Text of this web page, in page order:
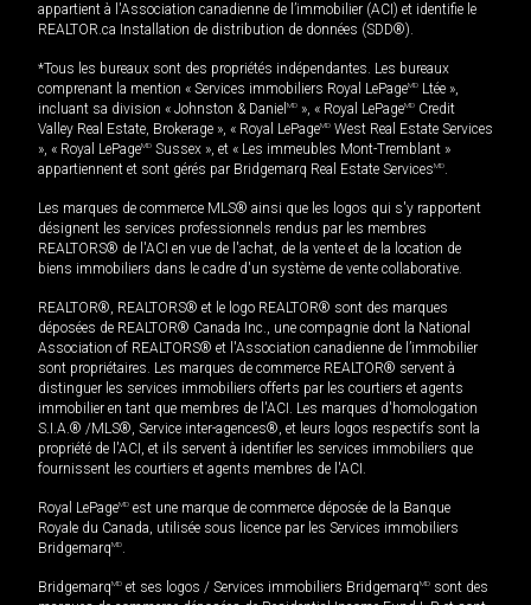
appartient à l'Association canadienne de l’immobilier (ACI) et identifie le
REALTOR.ca Installation de distribution de données (SDD®).
*Tous les bureaux sont des propriétés indépendantes. Les bureaux
comprenant la mention « Services immobiliers Royal LePageMD Ltée »,
incluant sa division « Johnston & Daniel MD », « Royal LePageMD Credit
Valley Real Estate, Brokerage », « Royal LePageMD West Real Estate Services
», « Royal LePageMD Sussex », et « Les immeubles Mont-Tremblant »
appartiennent et sont gérés par Bridgemarq Real Estate ServicesMD.
Les marques de commerce MLS® ainsi que les logos qui s'y rapportent
désignent les services professionnels rendus par les membres
REALTORS® de l'ACI en vue de l'achat, de la vente et de la location de
biens immobiliers dans le cadre d'un système de vente collaborative.
REALTOR®, REALTORS® et le logo REALTOR® sont des marques
déposées de REALTOR® Canada Inc., une compagnie dont la National
Association of REALTORS® et l'Association canadienne de l’immobilier
sont propriétaires. Les marques de commerce REALTOR® servent à
distinguer les services immobiliers offerts par les courtiers et agents
immobilier en tant que membres de l'ACI. Les marques d'homologation
S.I.A.® /MLS®, Service inter-agences®, et leurs logos respectifs sont la
propriété de l'ACI, et ils servent à identifier les services immobiliers que
fournissent les courtiers et agents membres de l'ACI.
Royal LePageMD est une marque de commerce déposée de la Banque
Royale du Canada, utilisée sous licence par les Services immobiliers
BridgemarqMD.
BridgemarqMD et ses logos / Services immobiliers BridgemarqMD sont des